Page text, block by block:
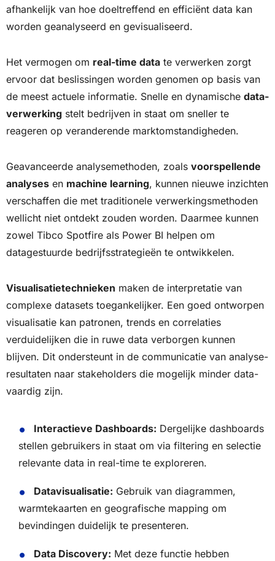
afhankelijk van hoe doeltreffend en efficiënt data kan
worden geanalyseerd en gevisualiseerd.
Het vermogen om real-time data te verwerken zorgt
ervoor dat beslissingen worden genomen op basis van
de meest actuele informatie. Snelle en dynamische data-
verwerking stelt bedrijven in staat om sneller te
reageren op veranderende marktomstandigheden.
Geavanceerde analysemethoden, zoals voorspellende
analyses en machine learning, kunnen nieuwe inzichten
verschaffen die met traditionele verwerkingsmethoden
wellicht niet ontdekt zouden worden. Daarmee kunnen
zowel Tibco Spotfire als Power BI helpen om
datagestuurde bedrijfsstrategieën te ontwikkelen.
Visualisatietechnieken maken de interpretatie van
complexe datasets toegankelijker. Een goed ontworpen
visualisatie kan patronen, trends en correlaties
verduidelijken die in ruwe data verborgen kunnen
blijven. Dit ondersteunt in de communicatie van analyse-
resultaten naar stakeholders die mogelijk minder data-
vaardig zijn.
Interactieve Dashboards: Dergelijke dashboards
stellen gebruikers in staat om via filtering en selectie
relevante data in real-time te exploreren.
Datavisualisatie: Gebruik van diagrammen,
warmtekaarten en geografische mapping om
bevindingen duidelijk te presenteren.
Data Discovery: Met deze functie hebben